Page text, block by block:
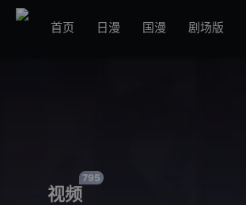
首页 日漫 国漫 剧场版
视频
795